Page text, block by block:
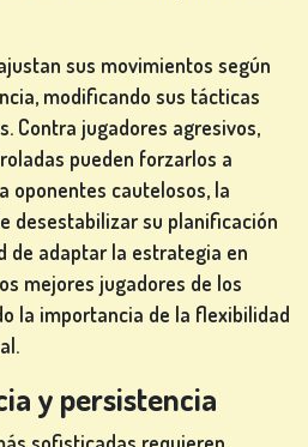
sus movimientos según
modificando sus tácticas
Contra jugadores agresivos,
pueden forzarlos a
oponentes cautelosos, la
desestabilizar su planificación
de adaptar la estrategia en
mejores jugadores de los
la importancia de la flexibilidad
y persistencia